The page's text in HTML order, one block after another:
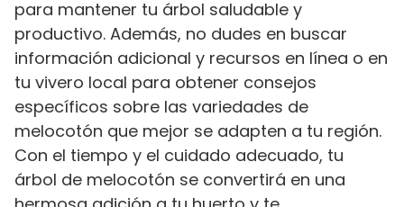
para mantener tu árbol saludable y
productivo. Además, no dudes en buscar
información adicional y recursos en línea o en
tu vivero local para obtener consejos
específicos sobre las variedades de
melocotón que mejor se adapten a tu región.
Con el tiempo y el cuidado adecuado, tu
árbol de melocotón se convertirá en una